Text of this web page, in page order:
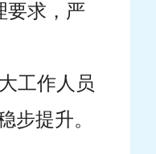
要求，严
工作人员
步提升。